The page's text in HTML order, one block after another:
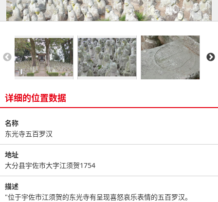
详细的位置数据
名称
东光寺五百罗汉
地址
大分县宇佐市大字江须贺1754
描述
"位于宇佐市江须贺的东光寺有呈现喜怒哀乐表情的五百罗汉。